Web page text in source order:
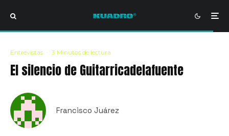
Entrevistas · 3 Minutos de lectura
El silencio de Guitarricadelafuente
Francisco Juárez